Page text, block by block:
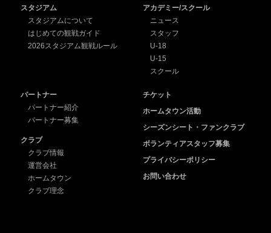
スタジアム
スタジアムについて
はじめての観戦ガイド
2026スタジアム観戦ルール
アカデミー/スクール
ニュース
スタッフ
U-18
U-15
スクール
パートナー
パートナー紹介
パートナー募集
クラブ
クラブ情報
運営会社
ホームタウン
クラブ理念
チケット
ホームタウン活動
シーズンシート・ファンクラブ
ボランティアスタッフ募集
プライバシーポリシー
お問い合わせ